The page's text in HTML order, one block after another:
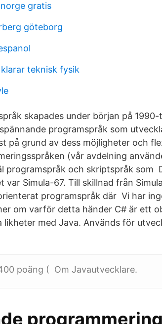
gratis
göteborg
teknisk fysik
skapades under början på
programspråk som
på grund av dess möjligheter och
(vår avdelning
programspråk och skriptspråk som
var Simula-67. Till skillnad från
programspråk där Vi har
om varför detta händer C# är ett
likheter med Java. Används för
poäng ( Om Javautvecklare.